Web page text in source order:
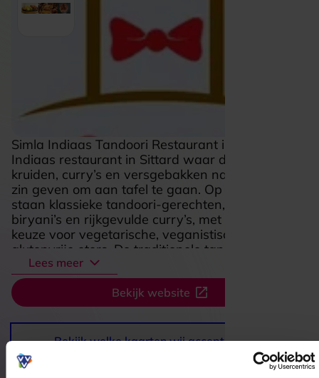
Simla Indiaas Tandoori Restaurant is een sfeervol
Indiaas restaurant in Sittard waar de geuren van
kruiden, curry’s en versgebakken naan je meteen
zin geven om aan tafel te gaan. Op het menu
staan klassieke tandoori-gerechten, aromatische
biryani’s en rijkgevulde curry’s, met ook volop
keuze voor vegetarische, veganistische en
glutenvrije eters. De traditionele tandoori-oven
geeft veel gerechten die kenmerkende volle
smaak, terwijl specialiteiten als Thali zorgen voor
een gevarieerde en gezellige eetervaring. De
warme, gastvrije sfeer en de combinatie van
authentieke smaken en royale gerechten maken
Simla tot een fijne plek voor een ontspannen
diner met z’n tweeën, met familie of met
vrienden.
Lees meer
Bekijk website
Bekijk welke kaarten wij accepteren